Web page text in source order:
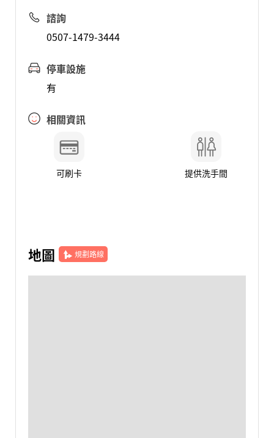
諮詢
0507-1479-3444
停車設施
有
相關資訊
可刷卡 提供洗手間
地圖 規劃路線